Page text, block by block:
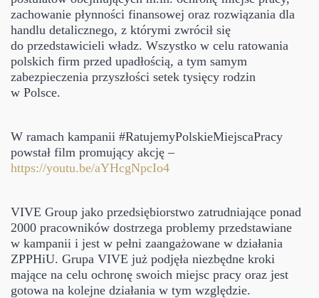
zachowanie płynności finansowej oraz rozwiązania dla
handlu detalicznego, z którymi zwrócił się
do przedstawicieli władz. Wszystko w celu ratowania
polskich firm przed upadłością, a tym samym
zabezpieczenia przyszłości setek tysięcy rodzin
w Polsce.
W ramach kampanii #RatujemyPolskieMiejscaPracy
powstał film promujący akcję –
https://youtu.be/aYHcgNpcIo4
VIVE Group jako przedsiębiorstwo zatrudniające ponad
2000 pracowników dostrzega problemy przedstawiane
w kampanii i jest w pełni zaangażowane w działania
ZPPHiU. Grupa VIVE już podjęła niezbędne kroki
mające na celu ochronę swoich miejsc pracy oraz jest
gotowa na kolejne działania w tym względzie.